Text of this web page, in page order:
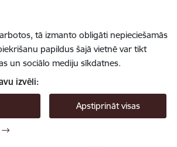
tā izmanto obligāti nepieciešamās
papildus šajā vietnē var tikt
un sociālo mediju sīkdatnes.
izvēli:
Apstiprināt visas